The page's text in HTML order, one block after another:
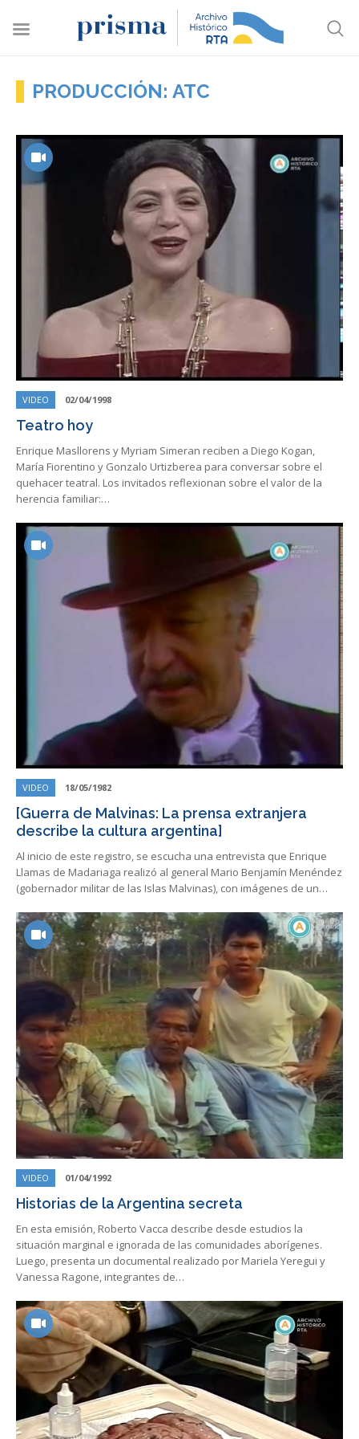
PRODUCCIÓN: ATC
VIDEO 02/04/1998
Teatro hoy
Enrique Masllorens y Myriam Simeran reciben a Diego Kogan,
María Fiorentino y Gonzalo Urtizberea para conversar sobre el
quehacer teatral. Los invitados reflexionan sobre el valor de la
herencia familiar:…
VIDEO 18/05/1982
[Guerra de Malvinas: La prensa extranjera
describe la cultura argentina]
Al inicio de este registro, se escucha una entrevista que Enrique
Llamas de Madariaga realizó al general Mario Benjamín Menéndez
(gobernador militar de las Islas Malvinas), con imágenes de un…
VIDEO 01/04/1992
Historias de la Argentina secreta
En esta emisión, Roberto Vacca describe desde estudios la
situación marginal e ignorada de las comunidades aborígenes.
Luego, presenta un documental realizado por Mariela Yeregui y
Vanessa Ragone, integrantes de…